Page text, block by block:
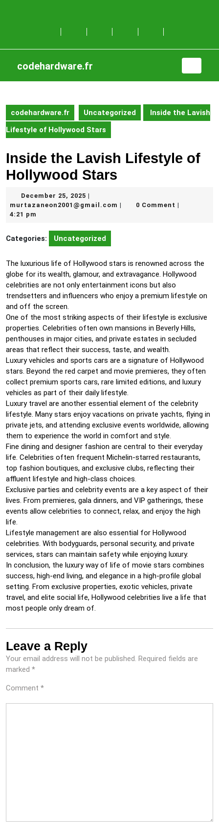
codehardware.fr
codehardware.fr Uncategorized
Inside the Lavish
Lifestyle of Hollywood Stars
Inside the Lavish Lifestyle of
Hollywood Stars
December 25, 2025 December
25,
murtazaneon2001@gmail.com 0 Comment
4:21 pm
Categories: Uncategorized
The luxurious life of Hollywood stars is renowned across the
globe for its wealth, glamour, and extravagance. Hollywood
celebrities are not only entertainment icons but also
trendsetters and influencers who enjoy a premium lifestyle on
and off the screen.
One of the most striking aspects of their lifestyle is exclusive
properties. Celebrities often own mansions in Beverly Hills,
penthouses in major cities, and private estates in secluded
areas that reflect their success, taste, and wealth.
Luxury vehicles and sports cars are a signature of Hollywood
stars. Beyond the red carpet and movie premieres, they often
collect premium sports cars, rare limited editions, and luxury
vehicles as part of their daily lifestyle.
Luxury travel are another essential element of the celebrity
lifestyle. Many stars enjoy vacations on private yachts, flying in
private jets, and attending exclusive events worldwide, allowing
them to experience the world in comfort and style.
Fine dining and designer fashion are central to their everyday
life. Celebrities often frequent Michelin-starred restaurants,
top fashion boutiques, and exclusive clubs, reflecting their
affluent lifestyle and high-class choices.
Exclusive parties and celebrity events are a key aspect of their
lives. From premieres, gala dinners, and VIP gatherings, these
events allow celebrities to connect, relax, and enjoy the high
life.
Lifestyle management are also essential for Hollywood
celebrities. With bodyguards, personal security, and private
services, stars can maintain safety while enjoying luxury.
In conclusion, the luxury way of life of movie stars combines
success, high-end living, and elegance in a high-profile global
setting. From exclusive properties, exotic vehicles, private
travel, and elite social life, Hollywood celebrities live a life that
most people only dream of.
Leave a Reply
Your email address will not be published. Required fields are
marked *
Comment *